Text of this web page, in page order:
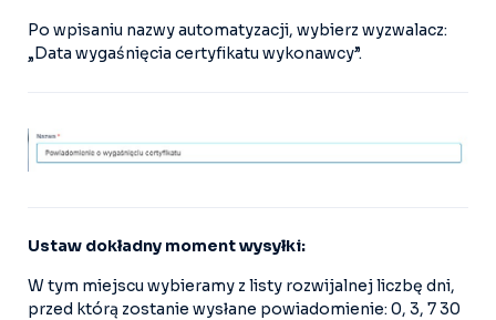
Po wpisaniu nazwy automatyzacji, wybierz wyzwalacz:
„Data wygaśnięcia certyfikatu wykonawcy”.
Ustaw dokładny moment wysyłki:
W tym miejscu wybieramy z listy rozwijalnej liczbę dni,
przed którą zostanie wysłane powiadomienie: 0, 3, 7 30